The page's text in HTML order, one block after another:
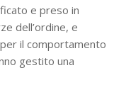
e preso in
dell’ordine, e
il comportamento
gestito una